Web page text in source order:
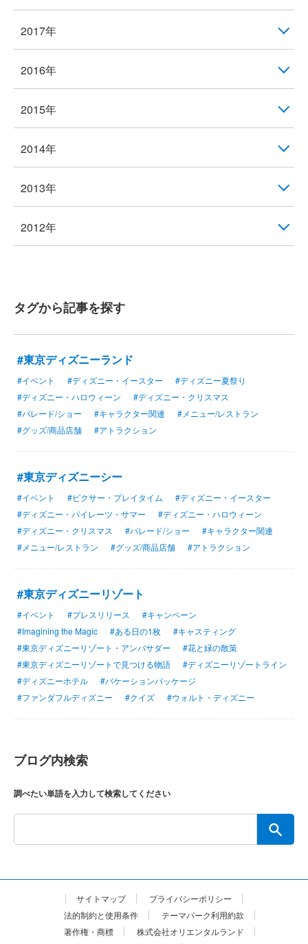
2017年
2016年
2015年
2014年
2013年
2012年
タグから記事を探す
#東京ディズニーランド
#イベント #ディズニー・イースター
#ディズニー夏祭り
#ディズニー・ハロウィーン
#ディズニー・クリスマス
#パレード/ショー
#キャラクター関連
#メニュー/レストラン
#グッズ/商品店舗
#アトラクション
#東京ディズニーシー
#イベント #ピクサー・プレイタイム
#ディズニー・イースター
#ディズニー・パイレーツ・サマー
#ディズニー・ハロウィーン
#ディズニー・クリスマス
#パレード/ショー
#キャラクター関連
#メニュー/レストラン
#グッズ/商品店舗 #アトラクション
#東京ディズニーリゾート
#イベント #プレスリリース
#キャンペーン
#Imagining the Magic
#ある日の1枚
#キャスティング
#東京ディズニーリゾート・アンバサダー
#花と緑の散策
#東京ディズニーリゾートで見つける物語
#ディズニーリゾートライン
#ディズニーホテル
#バケーションパッケージ
#ファンダフルディズニー
#クイズ #ウォルト・ディズニー
ブログ内検索
調べたい単語を入力して検索してください
サイトマップ
プライバシーポリシー
法的制約と使用条件
テーマパーク利用約款
著作権・商標
株式会社オリエンタルランド